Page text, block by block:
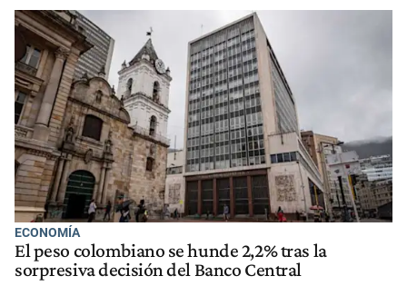
ECONOMÍA
El peso colombiano se hunde 2,2% tras la
sorpresiva decisión del Banco Central